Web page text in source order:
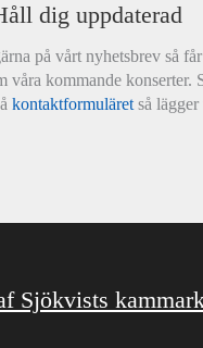
dig uppdaterad
på vårt nyhetsbrev så
våra kommande konserter.
kontaktformuläret så
Sjökvists